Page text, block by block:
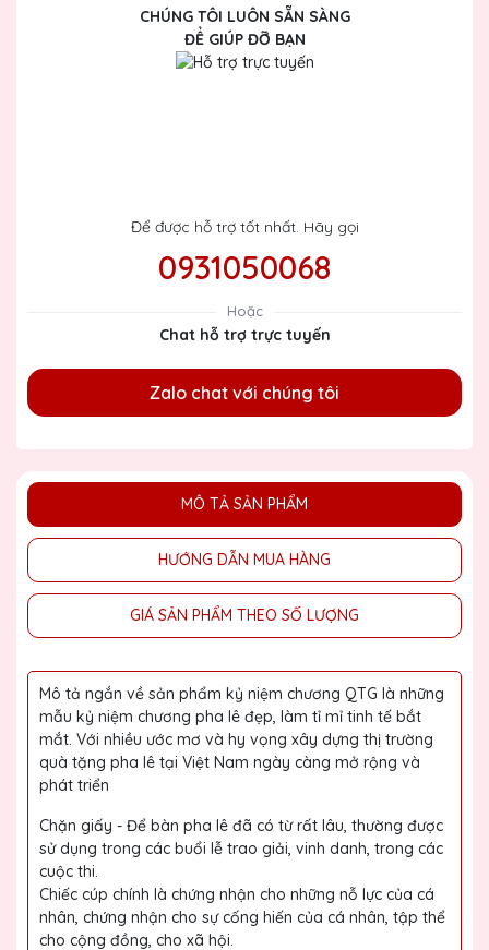
CHÚNG TÔI LUÔN SẴN SÀNG
ĐỂ GIÚP ĐỠ BẠN
Để được hỗ trợ tốt nhất. Hãy gọi
0931050068
Hoặc
Chat hỗ trợ trực tuyến
Zalo chat với chúng tôi
MÔ TẢ SẢN PHẨM
HƯỚNG DẪN MUA HÀNG
GIÁ SẢN PHẨM THEO SỐ LƯỢNG
Mô tả ngắn về sản phẩm kỷ niệm chương QTG là những
mẫu kỷ niệm chương pha lê đẹp, làm tỉ mỉ tinh tế bắt
mắt. Với nhiều ước mơ và hy vọng xây dựng thị trường
quà tặng pha lê tại Việt Nam ngày càng mở rộng và
phát triển
Chặn giấy - Để bàn pha lê đã có từ rất lâu, thường được
sử dụng trong các buổi lễ trao giải, vinh danh, trong các
cuộc thi.
Chiếc cúp chính là chứng nhận cho những nỗ lực của cá
nhân, chứng nhận cho sự cống hiến của cá nhân, tập thể
cho cộng đồng, cho xã hội.